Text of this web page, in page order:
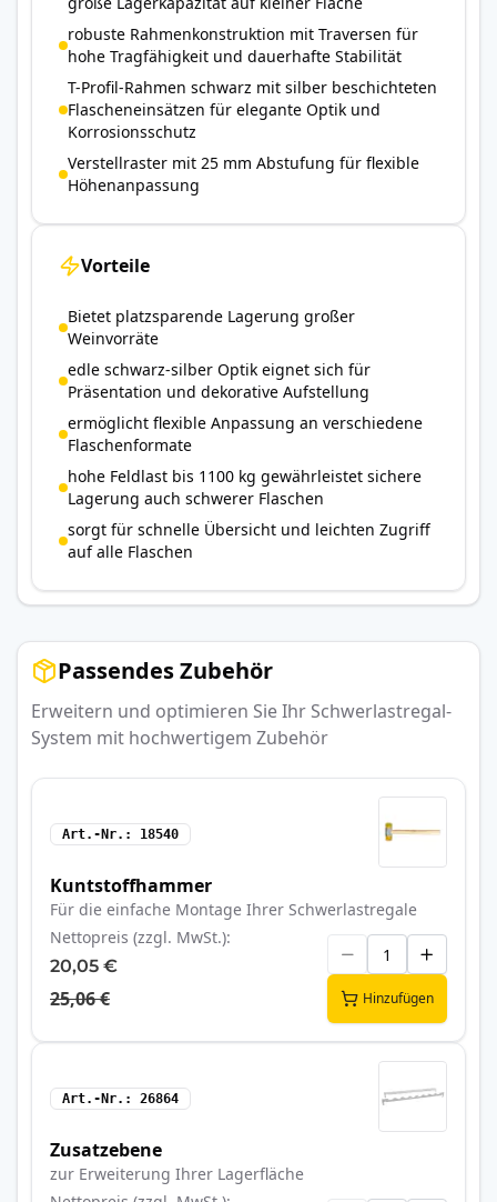
robuste Rahmenkonstruktion mit Traversen für
hohe Tragfähigkeit und dauerhafte Stabilität
T-Profil-Rahmen schwarz mit silber beschichteten
Flascheneinsätzen für elegante Optik und
Korrosionsschutz
Verstellraster mit 25 mm Abstufung für flexible
Höhenanpassung
Vorteile
Bietet platzsparende Lagerung großer
Weinvorräte
edle schwarz-silber Optik eignet sich für
Präsentation und dekorative Aufstellung
ermöglicht flexible Anpassung an verschiedene
Flaschenformate
hohe Feldlast bis 1100 kg gewährleistet sichere
Lagerung auch schwerer Flaschen
sorgt für schnelle Übersicht und leichten Zugriff
auf alle Flaschen
Passendes Zubehör
Erweitern und optimieren Sie Ihr Schwerlastregal-
System mit hochwertigem Zubehör
Art.-Nr. 18540
Kuntstoffhammer
Für die einfache Montage Ihrer Schwerlastregale
Nettopreis (zzgl. MwSt.)
20,05 €
25,06 € Hinzufügen
Art.-Nr. 26864
Zusatzebene
zur Erweiterung Ihrer Lagerfläche